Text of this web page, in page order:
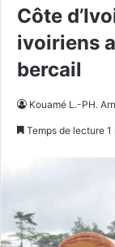
Côte
ivoiriens
bercail
Kouamé L.-PH.
Temps de lecture 1